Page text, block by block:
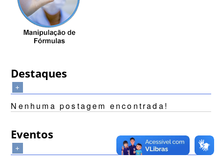
Destaques
Nenhuma postagem encontrada!
Eventos